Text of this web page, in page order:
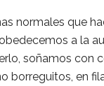
normales que
a la
soñamos con
borreguitos, en